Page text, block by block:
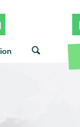
"Beautiful Freeks"